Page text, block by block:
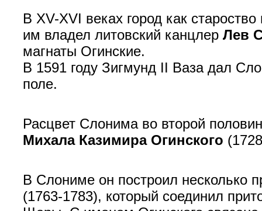
В XV-XVI веках город как
им владел литовский канцлер Лев
магнаты Огинские.
В 1591 году Зигмунд II Ваза дал
поле.
Расцвет Слонима во второй
Михала Казимира Огинского
В Слониме он построил несколько
(1763-1783), который соединил